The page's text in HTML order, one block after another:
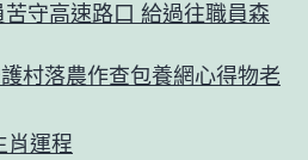
守高速路口 給過往職員森
村落農作查包養網心得物老
肖運程